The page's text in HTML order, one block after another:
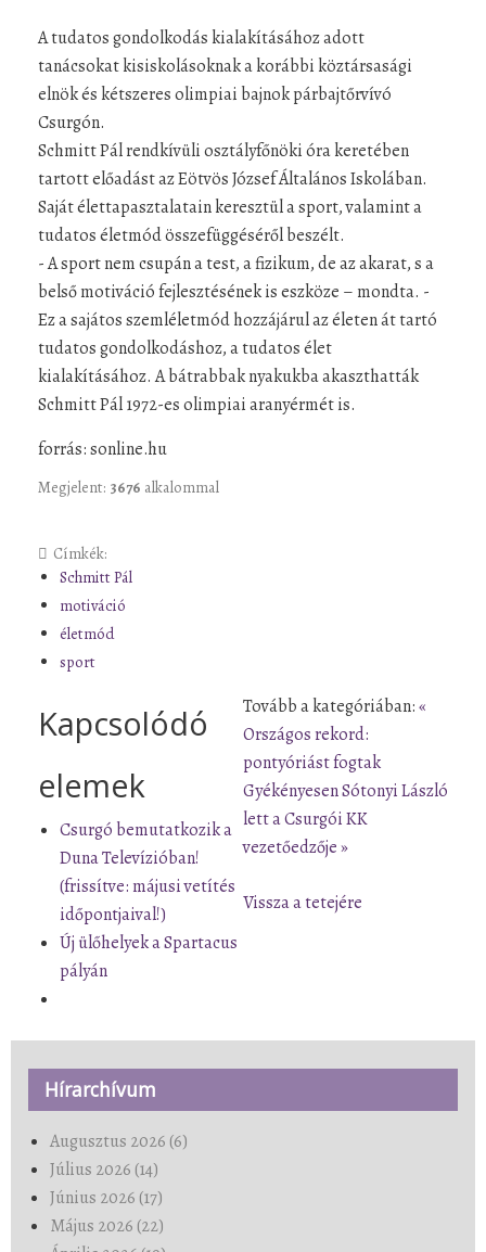
A tudatos gondolkodás kialakításához adott
tanácsokat kisiskolásoknak a korábbi köztársasági
elnök és kétszeres olimpiai bajnok párbajtőrvívó
Csurgón.
Schmitt Pál rendkívüli osztályfőnöki óra keretében
tartott előadást az Eötvös József Általános Iskolában.
Saját élettapasztalatain keresztül a sport, valamint a
tudatos életmód összefüggéséről beszélt.
- A sport nem csupán a test, a fizikum, de az akarat, s a
belső motiváció fejlesztésének is eszköze – mondta. -
Ez a sajátos szemléletmód hozzájárul az életen át tartó
tudatos gondolkodáshoz, a tudatos élet
kialakításához. A bátrabbak nyakukba akaszthatták
Schmitt Pál 1972-es olimpiai aranyérmét is.
forrás: sonline.hu
Megjelent: 3676 alkalommal
Címkék:
Schmitt Pál
motiváció
életmód
sport
Kapcsolódó
elemek
Csurgó bemutatkozik a
Duna Televízióban!
(frissítve: májusi vetítés
időpontjaival!)
Új ülőhelyek a Spartacus
pályán
Tovább a kategóriában:«
Országos rekord:
pontyóriást fogtak
GyékényesenSótonyi László
lett a Csurgói KK
vezetőedzője »
Vissza a tetejére
Hírarchívum
Augusztus 2026 (6)
Július 2026 (14)
Június 2026 (17)
Május 2026 (22)